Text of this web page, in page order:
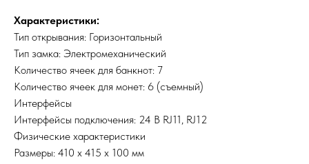
Характеристики:
Тип открывания: Горизонтальный
Тип замка: Электромеханический
Количество ячеек для банкнот: 7
Количество ячеек для монет: 6 (съемный)
Интерфейсы
Интерфейсы подключения: 24 В RJ11, RJ12
Физические характеристики
Размеры: 410 х 415 х 100 мм